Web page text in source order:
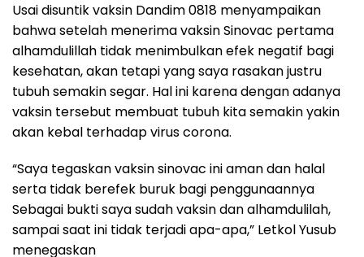
Usai disuntik vaksin Dandim 0818 menyampaikan
bahwa setelah menerima vaksin Sinovac pertama
alhamdulillah tidak menimbulkan efek negatif bagi
kesehatan, akan tetapi yang saya rasakan justru
tubuh semakin segar. Hal ini karena dengan adanya
vaksin tersebut membuat tubuh kita semakin yakin
akan kebal terhadap virus corona.
“Saya tegaskan vaksin sinovac ini aman dan halal
serta tidak berefek buruk bagi penggunaannya
Sebagai bukti saya sudah vaksin dan alhamdulilah,
sampai saat ini tidak terjadi apa-apa,” Letkol Yusub
menegaskan